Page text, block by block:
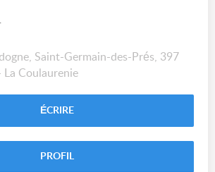
Saint-Germain-des-Prés, 397
La Coulaurenie
ÉCRIRE
PROFIL